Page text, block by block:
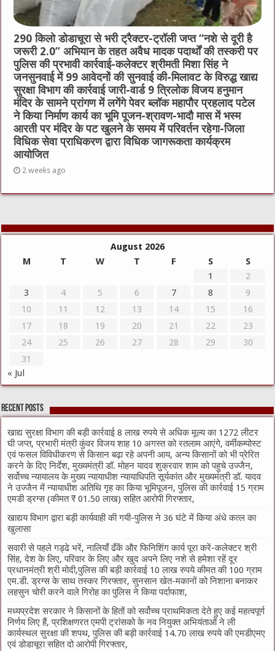
290 किलो डोडाचूरा से भरी ट्रैक्टर-ट्रॉली जप्त “नशे से दूरी है
जरूरी 2.0” अभियान के तहत अवैध मादक पदार्थों की तस्करी पर
पुलिस की प्रभावी कार्रवाई-कलेक्टर श्रीमती मिशा सिंह ने
जनसुनवाई में 99 आवेदनों की सुनवाई की-मिलावट के विरुद्ध खाद्य
सुरक्षा विभाग की कार्रवाई जारी-वार्ड 9 त्रिलोक विजय हनुमान
मंदिर के सामने प्रांगण में लगेंगे पेवर ब्लॉक महापौर प्रहलाद पटेल
ने किया निर्माण कार्य का भूमि पूजन-श्रावण-भादौ मास में भस्म
आरती पर मंदिर के पट खुलने के समय में परिवर्तन रहेगा-जिला
विधिक सेवा प्राधिकरण द्वारा विधिक जागरूकता कार्यक्रम
आयोजित
2 weeks ago
August 2026
M
T W T F S
S
1
2
3
4 5 6 7 8
9
10
11 12 13 14 15
16
17
18 19 20 21 22
23
24
25 26 27 28 29
30
31
« Jul
Recent Posts
खाद्य सुरक्षा विभाग की बड़ी कार्रवाई 8 लाख रुपये से अधिक मूल्य का 1272 लीटर
घी जप्त, प्रभारी मंत्री कुंवर विजय शाह 10 अगस्त को रतलाम आएंगे, वर्मीकम्पोस्ट
एवं फसल विविधीकरण से किसान बढ़ा रहे अपनी आय, अन्य किसानों को भी प्रेरित
करने के दिए निर्देश, मुख्यमंत्री डॉ. मोहन यादव शुक्रवार शाम को पहुचे उज्जैन,
सर्वोच्च न्यायालय के मुख्‍य न्‍यायाधीश न्यायाधिपति सूर्यकांत और मुख्यमंत्री डॉ. यादव
ने उज्जैन में न्यायाधीश अतिथि गृह का किया भूमिपूजन, पुलिस की कार्रवाई 15 ग्राम
एमडी ड्रग्स (कीमत ₹ 01.50 लाख) सहित आरोपी गिरफ्तार,
खाद्यय विभाग द्वारा बड़ी कार्यवाही की गयी-पुलिस ने 36 घंटे में किया अंधे कत्ल का
खुलासा
सवारी से पहले गड्ढे भरें, नालियाँ ढँकें और फिनिशिंग कार्य पूरा करें-कलेक्टर श्री
सिंह, देश के लिए, परिवार के लिए और खुद अपने लिए नशे से हमेशा रहें दूर
प्रधानमंत्री श्री मोदी,पुलिस की बड़ी कार्रवाई 10 लाख रुपये कीमत की 100 ग्राम
एम.डी. ड्रग्स के साथ तस्कर गिरफ्तार, सुनसान खेत-मकानों को निशाना बनाकर
लहसुन चोरी करने वाले गिरोह का पुलिस ने किया पर्दाफाश,
मध्यप्रदेश सरकार ने किसानों के हितों को सर्वोच्च प्राथमिकता देते हुए कई महत्वपूर्ण
निर्णय लिए हैं, प्रशिक्षणरत एमपी ट्रांसको के नव नियुक्त अभियंताओं ने ली
कार्यस्थल सुरक्षा की शपथ, पुलिस की बड़ी कार्रवाई 14.70 लाख रुपये की एमडीएमए
एवं डोडाचूरा सहित दो आरोपी गिरफ्तार,